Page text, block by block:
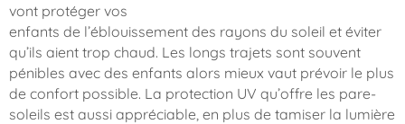
vont protéger vos
enfants de l’éblouissement des rayons du soleil et éviter
qu’ils aient trop chaud. Les longs trajets sont souvent
pénibles avec des enfants alors mieux vaut prévoir le plus
de confort possible. La protection UV qu’offre les pare-
soleils est aussi appréciable, en plus de tamiser la lumière